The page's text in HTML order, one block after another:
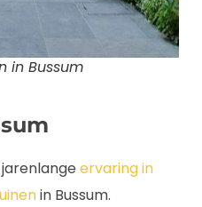
in Bussum
ervaring in
in Bussum.